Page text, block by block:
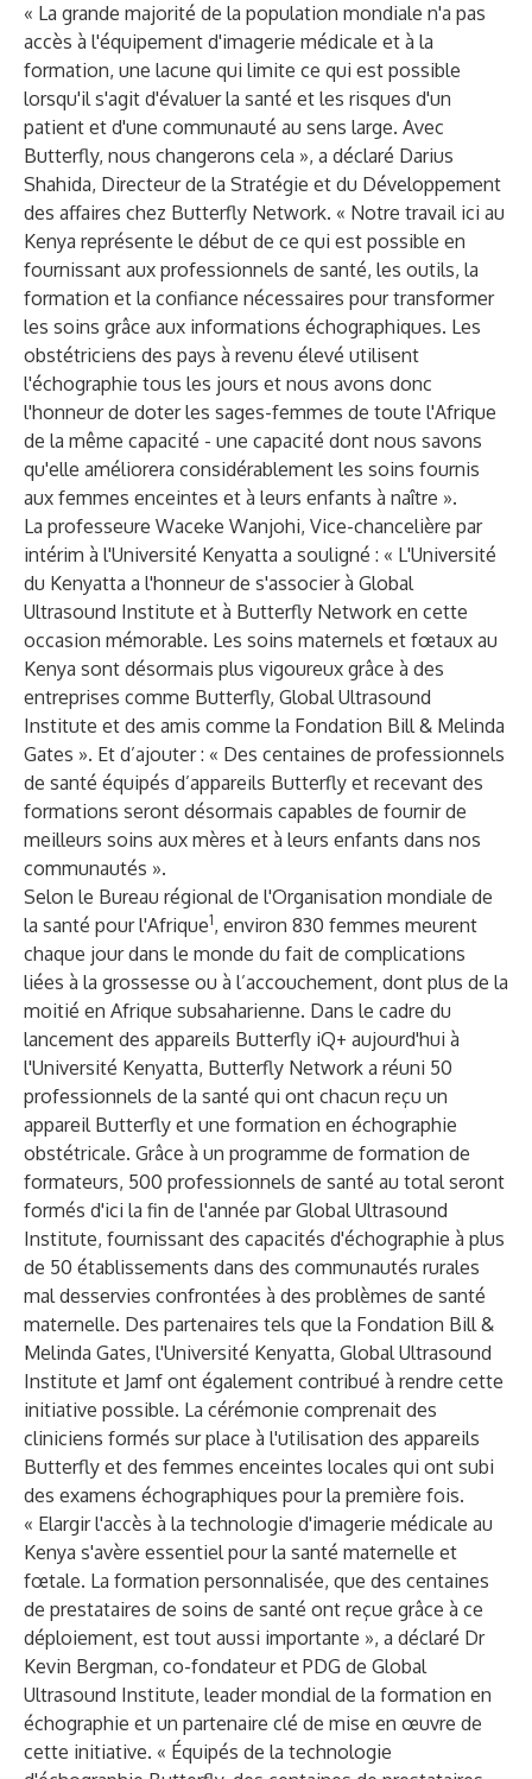
« La grande majorité de la population mondiale n'a pas
accès à l'équipement d'imagerie médicale et à la
formation, une lacune qui limite ce qui est possible
lorsqu'il s'agit d'évaluer la santé et les risques d'un
patient et d'une communauté au sens large. Avec
Butterfly, nous changerons cela », a déclaré Darius
Shahida, Directeur de la Stratégie et du Développement
des affaires chez Butterfly Network. « Notre travail ici au
Kenya représente le début de ce qui est possible en
fournissant aux professionnels de santé, les outils, la
formation et la confiance nécessaires pour transformer
les soins grâce aux informations échographiques. Les
obstétriciens des pays à revenu élevé utilisent
l'échographie tous les jours et nous avons donc
l'honneur de doter les sages-femmes de toute l'Afrique
de la même capacité - une capacité dont nous savons
qu'elle améliorera considérablement les soins fournis
aux femmes enceintes et à leurs enfants à naître ».
La professeure Waceke Wanjohi, Vice-chancelière par
intérim à l'Université Kenyatta a souligné : « L'Université
du Kenyatta a l'honneur de s'associer à Global
Ultrasound Institute et à Butterfly Network en cette
occasion mémorable. Les soins maternels et fœtaux au
Kenya sont désormais plus vigoureux grâce à des
entreprises comme Butterfly, Global Ultrasound
Institute et des amis comme la Fondation Bill & Melinda
Gates ». Et d’ajouter : « Des centaines de professionnels
de santé équipés d’appareils Butterfly et recevant des
formations seront désormais capables de fournir de
meilleurs soins aux mères et à leurs enfants dans nos
communautés ».
Selon le Bureau régional de l'Organisation mondiale de
la santé pour l'Afrique1, environ 830 femmes meurent
chaque jour dans le monde du fait de complications
liées à la grossesse ou à l’accouchement, dont plus de la
moitié en Afrique subsaharienne. Dans le cadre du
lancement des appareils Butterfly iQ+ aujourd'hui à
l'Université Kenyatta, Butterfly Network a réuni 50
professionnels de la santé qui ont chacun reçu un
appareil Butterfly et une formation en échographie
obstétricale. Grâce à un programme de formation de
formateurs, 500 professionnels de santé au total seront
formés d'ici la fin de l'année par Global Ultrasound
Institute, fournissant des capacités d'échographie à plus
de 50 établissements dans des communautés rurales
mal desservies confrontées à des problèmes de santé
maternelle. Des partenaires tels que la Fondation Bill &
Melinda Gates, l'Université Kenyatta, Global Ultrasound
Institute et Jamf ont également contribué à rendre cette
initiative possible. La cérémonie comprenait des
cliniciens formés sur place à l'utilisation des appareils
Butterfly et des femmes enceintes locales qui ont subi
des examens échographiques pour la première fois.
« Elargir l'accès à la technologie d'imagerie médicale au
Kenya s'avère essentiel pour la santé maternelle et
fœtale. La formation personnalisée, que des centaines
de prestataires de soins de santé ont reçue grâce à ce
déploiement, est tout aussi importante », a déclaré Dr
Kevin Bergman, co-fondateur et PDG de Global
Ultrasound Institute, leader mondial de la formation en
échographie et un partenaire clé de mise en œuvre de
cette initiative. « Équipés de la technologie